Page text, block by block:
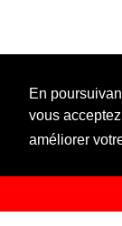
En
vous
améliorer